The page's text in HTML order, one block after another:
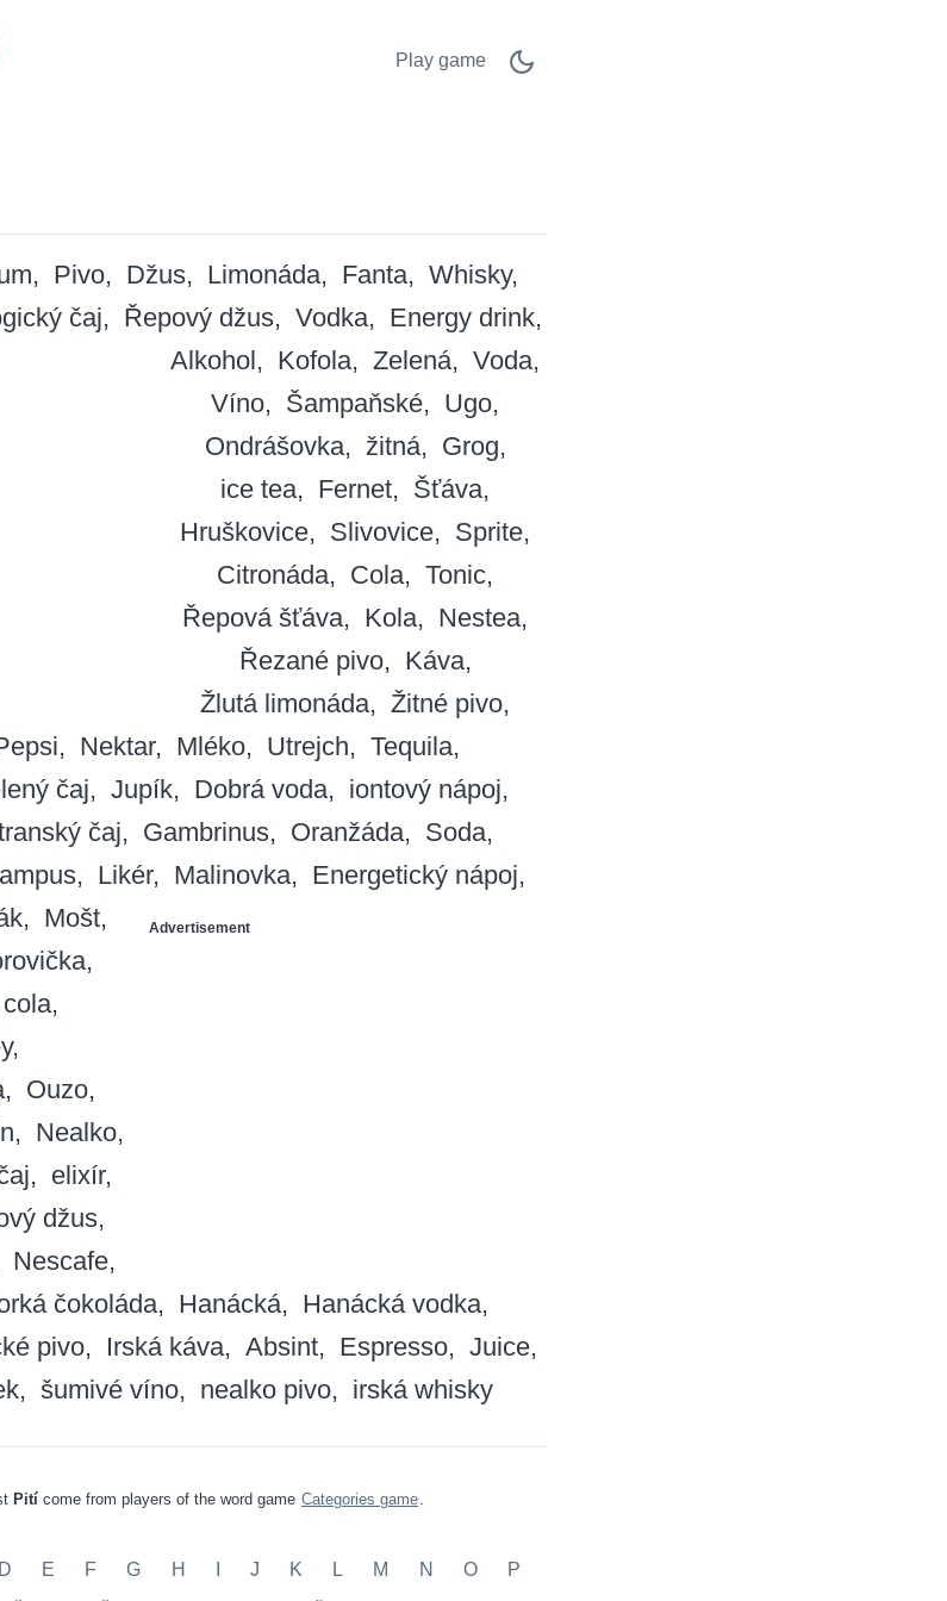
Play game
Pivo Džus Limonáda Fanta
Whisky
čaj Řepový džus Vodka
Energy drink
Alkohol
Kofola Zelená
Voda
Víno
Šampaňské
Ugo
Ondrášovka
žitná
Grog
ice tea
Fernet
Šťáva
Hruškovice
Slivovice
Sprite
Citronáda
Cola
Tonic
Řepová šťáva
Kola
Nestea
Řezané pivo
Káva
Žlutá limonáda
Žitné pivo
Nektar Mléko Utrejch
Tequila
čaj Jupík Dobrá voda
iontový nápoj
čaj Gambrinus Oranžáda
Soda
Likér Malinovka
Advertisement
Energetický nápoj
Mošt
Ouzo
Nealko
elixír
džus
Nescafe
čokoláda Hanácká
Hanácká vodka
pivo Irská káva Absint Espresso
Juice
šumivé víno nealko pivo irská whisky
Pití come from players of the word game Categories game.
D E F G H J K L M N O P